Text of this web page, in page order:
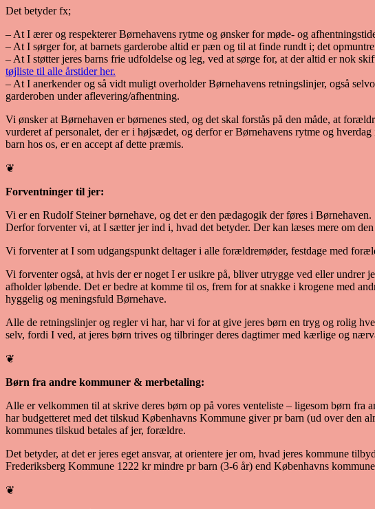
Det betyder fx;
– At I ærer og respekterer Børnehavens rytme og ønsker for møde- og
– At I sørger for, at barnets garderobe altid er pæn og til at finde rundt i; det
– At I støtter jeres barns frie udfoldelse og leg, ved at sørge for, at der altid er nok
tøjliste til alle årstider her.
– At I anerkender og så vidt muligt overholder Børnehavens retningslinjer, også
garderoben under aflevering/afhentning.
Vi ønsker at Børnehaven er børnenes sted, og det skal forstås på den måde, at
vurderet af personalet, der er i højsædet, og derfor er Børnehavens rytme og
barn hos os, er en accept af dette præmis.
❦
Forventninger til jer:
Vi er en Rudolf Steiner børnehave, og det er den pædagogik der føres i Børnehaven.
Derfor forventer vi, at I sætter jer ind i, hvad det betyder. Der kan læses mere om
Vi forventer at I som udgangspunkt deltager i alle forældremøder, festdage med
Vi forventer også, at hvis der er noget I er usikre på, bliver utrygge ved eller
afholder løbende. Det er bedre at komme til os, frem for at snakke i krogene med
hyggelig og meningsfuld Børnehave.
Alle de retningslinjer og regler vi har, har vi for at give jeres børn en tryg og rolig
selv, fordi I ved, at jeres børn trives og tilbringer deres dagtimer med kærlige og
❦
Børn fra andre kommuner & merbetaling:
Alle er velkommen til at skrive deres børn op på vores venteliste – ligesom børn
har budgetteret med det tilskud Københavns Kommune giver pr barn (ud over den
kommunes tilskud betales af jer, forældre.
Det betyder, at det er jeres eget ansvar, at orientere jer om, hvad jeres kommune
Frederiksberg Kommune 1222 kr mindre pr barn (3-6 år) end Københavns
❦